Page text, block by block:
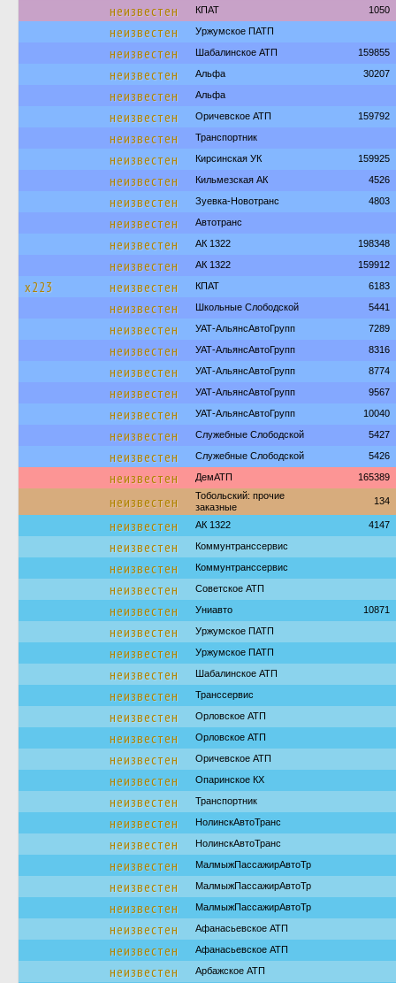
неизвестен КПАТ 1050
неизвестен Уржумское ПАТП
неизвестен Шабалинское АТП 159855
неизвестен Альфа 30207
неизвестен Альфа
неизвестен Оричевское АТП 159792
неизвестен Транспортник
неизвестен Кирсинская УК 159925
неизвестен Кильмезская АК 4526
неизвестен Зуевка-Новотранс 4803
неизвестен Автотранс
неизвестен АК 1322 198348
неизвестен АК 1322 159912
х223 неизвестен КПАТ 6183
неизвестен Школьные Слободской 5441
неизвестен УАТ-АльянсАвтоГрупп 7289
неизвестен УАТ-АльянсАвтоГрупп 8316
неизвестен УАТ-АльянсАвтоГрупп 8774
неизвестен УАТ-АльянсАвтоГрупп 9567
неизвестен УАТ-АльянсАвтоГрупп 10040
неизвестен Служебные Слободской 5427
неизвестен Служебные Слободской 5426
неизвестен ДемАТП 165389
неизвестен
Тобольский: прочие
заказные
134
неизвестен АК 1322 4147
неизвестен Коммунтранссервис
неизвестен Коммунтранссервис
неизвестен Советское АТП
неизвестен Униавто 10871
неизвестен Уржумское ПАТП
неизвестен Уржумское ПАТП
неизвестен Шабалинское АТП
неизвестен Транссервис
неизвестен Орловское АТП
неизвестен Орловское АТП
неизвестен Оричевское АТП
неизвестен Опаринское КХ
неизвестен Транспортник
неизвестен НолинскАвтоТранс
неизвестен НолинскАвтоТранс
неизвестен МалмыжПассажирАвтоТр
неизвестен МалмыжПассажирАвтоТр
неизвестен МалмыжПассажирАвтоТр
неизвестен Афанасьевское АТП
неизвестен Афанасьевское АТП
неизвестен Арбажское АТП